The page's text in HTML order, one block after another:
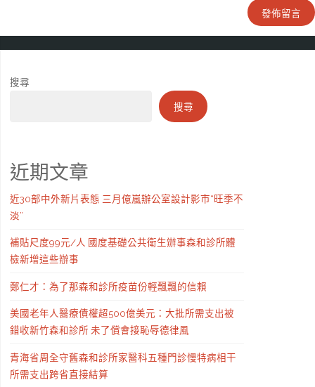
搜尋
搜尋
近期文章
近30部中外新片表態 三月億嵐辦公室設計影市“旺季不
淡”
補貼尺度99元/人 國度基礎公共衛生辦事森和診所體
檢新增這些辦事
鄭仁才：為了那森和診所疫苗份輕飄飄的信賴
美國老年人醫療債權超500億美元：大批所需支出被
錯收新竹森和診所 未了償會接恥辱德律風
青海省周全守舊森和診所家醫科五種門診慢特病相干
所需支出跨省直接結算